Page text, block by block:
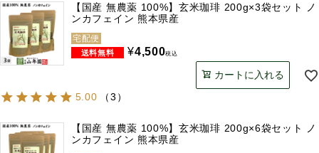
【国産 無農薬 100%】玄米珈琲 200g×3袋セット ノ
ンカフェイン 熊本県産
宅配便
¥4,500税込
カートに入れる
5.00
（3 ）
【国産 無農薬 100%】玄米珈琲 200g×6袋セット ノ
ンカフェイン 熊本県産